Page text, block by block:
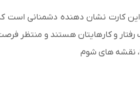
این کارت نشان دهنده دشمنانی است
رفتار و کارهایتان هستند و منتظر
نقشه های شوم